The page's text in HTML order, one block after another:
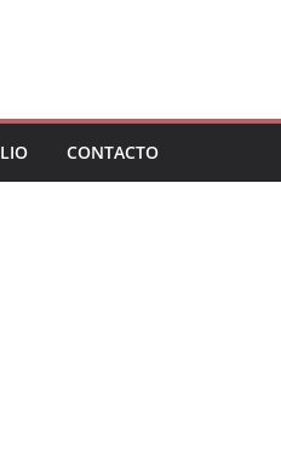
CONTACTO